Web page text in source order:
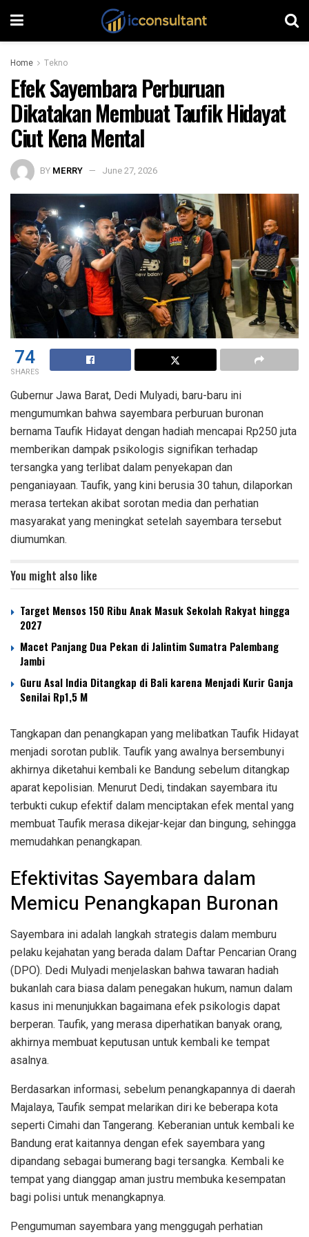
Home Tekno
Efek Sayembara Perburuan
Dikatakan Membuat Taufik Hidayat
Ciut Kena Mental
BY MERRY June 27, 2026
74
SHARES
Gubernur Jawa Barat, Dedi Mulyadi, baru-baru ini
mengumumkan bahwa sayembara perburuan buronan
bernama Taufik Hidayat dengan hadiah mencapai Rp250 juta
memberikan dampak psikologis signifikan terhadap
tersangka yang terlibat dalam penyekapan dan
penganiayaan. Taufik, yang kini berusia 30 tahun, dilaporkan
merasa tertekan akibat sorotan media dan perhatian
masyarakat yang meningkat setelah sayembara tersebut
diumumkan.
You might also like
Target Mensos 150 Ribu Anak Masuk Sekolah Rakyat hingga
2027
Macet Panjang Dua Pekan di Jalintim Sumatra Palembang
Jambi
Guru Asal India Ditangkap di Bali karena Menjadi Kurir Ganja
Senilai Rp1,5 M
Tangkapan dan penangkapan yang melibatkan Taufik Hidayat
menjadi sorotan publik. Taufik yang awalnya bersembunyi
akhirnya diketahui kembali ke Bandung sebelum ditangkap
aparat kepolisian. Menurut Dedi, tindakan sayembara itu
terbukti cukup efektif dalam menciptakan efek mental yang
membuat Taufik merasa dikejar-kejar dan bingung, sehingga
memudahkan penangkapan.
Efektivitas Sayembara dalam
Memicu Penangkapan Buronan
Sayembara ini adalah langkah strategis dalam memburu
pelaku kejahatan yang berada dalam Daftar Pencarian Orang
(DPO). Dedi Mulyadi menjelaskan bahwa tawaran hadiah
bukanlah cara biasa dalam penegakan hukum, namun dalam
kasus ini menunjukkan bagaimana efek psikologis dapat
berperan. Taufik, yang merasa diperhatikan banyak orang,
akhirnya membuat keputusan untuk kembali ke tempat
asalnya.
Berdasarkan informasi, sebelum penangkapannya di daerah
Majalaya, Taufik sempat melarikan diri ke beberapa kota
seperti Cimahi dan Tangerang. Keberanian untuk kembali ke
Bandung erat kaitannya dengan efek sayembara yang
dipandang sebagai bumerang bagi tersangka. Kembali ke
tempat yang dianggap aman justru membuka kesempatan
bagi polisi untuk menangkapnya.
Pengumuman sayembara yang menggugah perhatian